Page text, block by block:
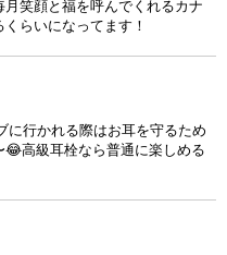
笑顔と福を呼んでくれるカナ
らいになってます！
に行かれる際はお耳を守るため
高級耳栓なら普通に楽しめる